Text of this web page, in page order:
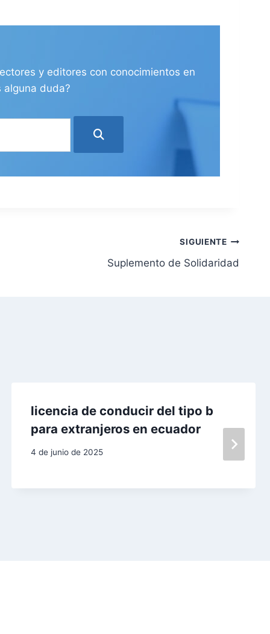
y editores con conocimientos en
alguna duda?
SIGUIENTE
Suplemento de Solidaridad
licencia de conducir del tipo b
para extranjeros en ecuador
4 de junio de 2025